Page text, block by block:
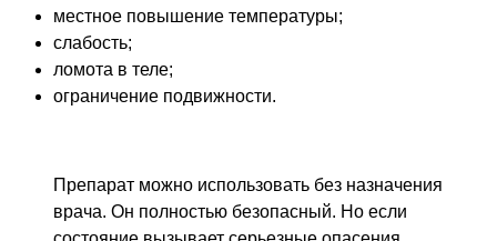
местное повышение температуры;
слабость;
ломота в теле;
ограничение подвижности.
Препарат можно использовать без назначения
врача. Он полностью безопасный. Но если